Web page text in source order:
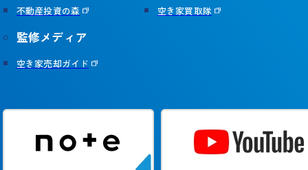
不動産投資の森
空き家買取隊
監修メディア
空き家売却ガイド